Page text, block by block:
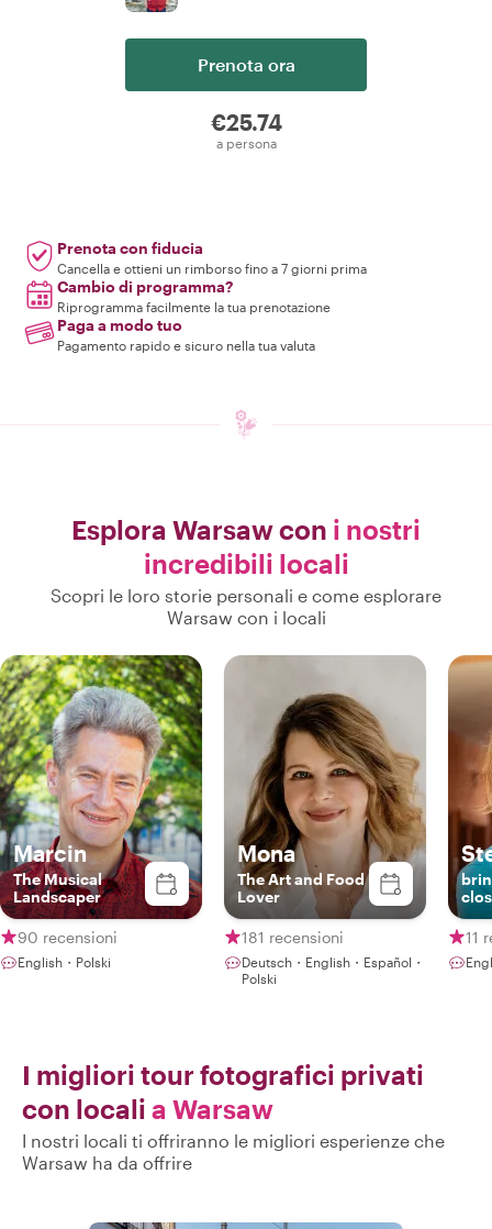
Prenota ora
€25.74
a persona
Prenota con fiducia
Cancella e ottieni un rimborso fino a 7 giorni prima
Cambio di programma?
Riprogramma facilmente la tua prenotazione
Paga a modo tuo
Pagamento rapido e sicuro nella tua valuta
Esplora Warsaw con i nostri
incredibili locali
Scopri le loro storie personali e come esplorare
Warsaw con i locali
Marcin
The Musical
Landscaper
90 recensioni
English・Polski
Mona
The Art and Food
Lover
181 recensioni
Deutsch・English・Español・
Polski
11
I migliori tour fotografici privati
con locali a Warsaw
I nostri locali ti offriranno le migliori esperienze che
Warsaw ha da offrire